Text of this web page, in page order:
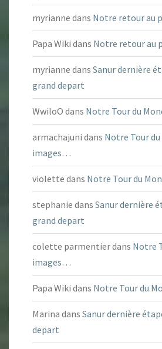
myrianne dans Notre retour au
Papa Wiki dans Notre retour au
myrianne dans Sanur dernière
grand depart
WwiloO dans Notre Tour du
armachajuni dans Notre Tour du
images…
violette dans Notre Tour du
stephanie dans Sanur dernière
grand depart
colette parmentierdans Notre
images…
Papa Wiki dans Notre Tour du
Marina dans Sanur dernière
depart